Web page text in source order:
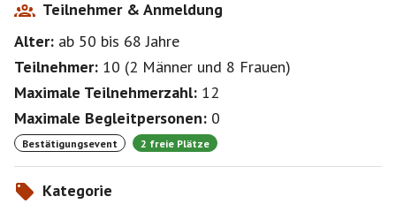
Teilnehmer & Anmeldung
Alter: ab 50 bis 68Jahre
Teilnehmer: 10 (2 Männer und 8 Frauen)
Maximale Teilnehmerzahl: 12
Maximale Begleitpersonen: 0
Bestätigungsevent 2 freie Plätze
Kategorie